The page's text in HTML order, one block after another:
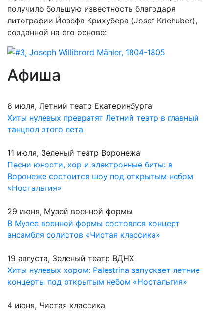
получило большую известность благодаря
литографии Йозефа Крихубера (Josef Kriehuber),
созданной на его основе:
Афиша
8 июля, Летний театр Екатеринбурга
Хиты нулевых превратят Летний театр в главный
танцпол этого лета
11 июля, Зеленый театр Воронежа
Песни юности, хор и электронные биты: в
Воронеже состоится шоу под открытым небом
«Ностальгия»
29 июня, Музей военной формы
В Музее военной формы состоялся концерт
ансамбля солистов «Чистая классика»
19 августа, Зеленый театр ВДНХ
Хиты нулевых хором: Palestrina запускает летние
концерты под открытым небом «Ностальгия»
4 июня, Чистая классика